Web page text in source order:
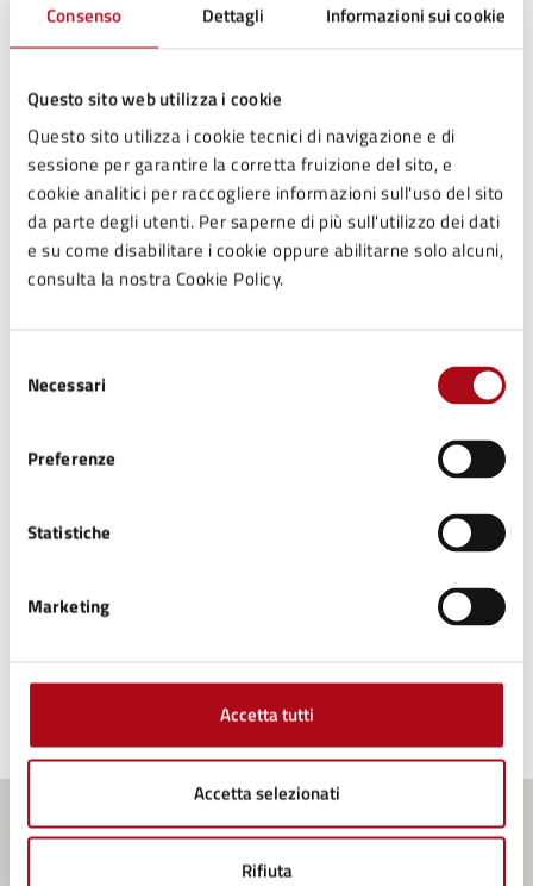
Consenso Dettagli Informazioni sui cookie
Questo sito web utilizza i cookie
Questo sito utilizza i cookie tecnici di navigazione e di
sessione per garantire la corretta fruizione del sito, e
cookie analitici per raccogliere informazioni sull'uso del sito
da parte degli utenti. Per saperne di più sull'utilizzo dei dati
e su come disabilitare i cookie oppure abilitarne solo alcuni,
consulta la nostra Cookie Policy.
delNecessari
Preferenze
Statistiche
Marketing
Accetta tutti
Accetta selezionati
Rifiuta
5 €
Under 12 - Over 65
Contatti
E-mail:
Tipo di evento
Contenuti correlati